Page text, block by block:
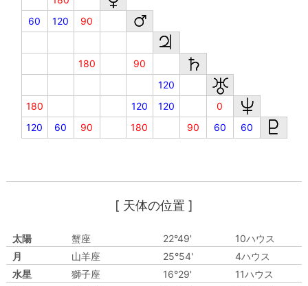
60
120 90
180
90
120
180
120 120
0
120
60 90 180 90 60 60
[ 天体の位置 ]
太陽 蟹座 22°49'
10ハウス
月
山羊座 25°54'
4ハウス
水星
獅子座 16°29'
11ハウス